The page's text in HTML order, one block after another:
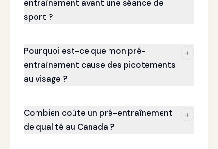
entraînement avant une séance de
sport ?
Pourquoi est-ce que mon pré-
entraînement cause des picotements
au visage ?
+
Combien coûte un pré-entraînement
de qualité au Canada ?
+